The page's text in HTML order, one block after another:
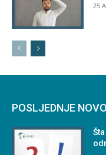
25
POSLJEDNJE